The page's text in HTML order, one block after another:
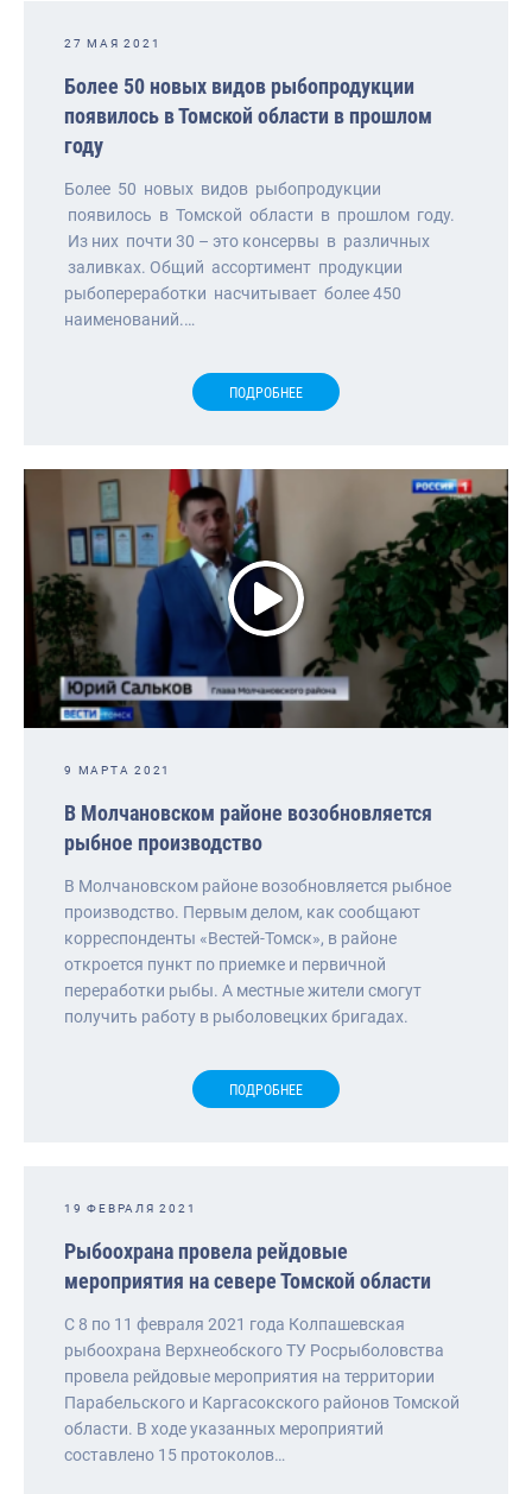
27 МАЯ 2021
Более 50 новых видов рыбопродукции
появилось в Томской области в прошлом
году
Более 50 новых видов рыбопродукции
появилось в Томской области в прошлом году.
Из них почти 30 – это консервы в различных
заливках. Общий ассортимент продукции
рыбопереработки насчитывает более 450
наименований.…
ПОДРОБНЕЕ
9 МАРТА 2021
В Молчановском районе возобновляется
рыбное производство
В Молчановском районе возобновляется рыбное
производство. Первым делом, как сообщают
корреспонденты «Вестей-Томск», в районе
откроется пункт по приемке и первичной
переработки рыбы. А местные жители смогут
получить работу в рыболовецких бригадах.
ПОДРОБНЕЕ
19 ФЕВРАЛЯ 2021
Рыбоохрана провела рейдовые
мероприятия на севере Томской области
С 8 по 11 февраля 2021 года Колпашевская
рыбоохрана Верхнеобского ТУ Росрыболовства
провела рейдовые мероприятия на территории
Парабельского и Каргасокского районов Томской
области. В ходе указанных мероприятий
составлено 15 протоколов…